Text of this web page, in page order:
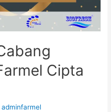
Cipta
adminfarmel